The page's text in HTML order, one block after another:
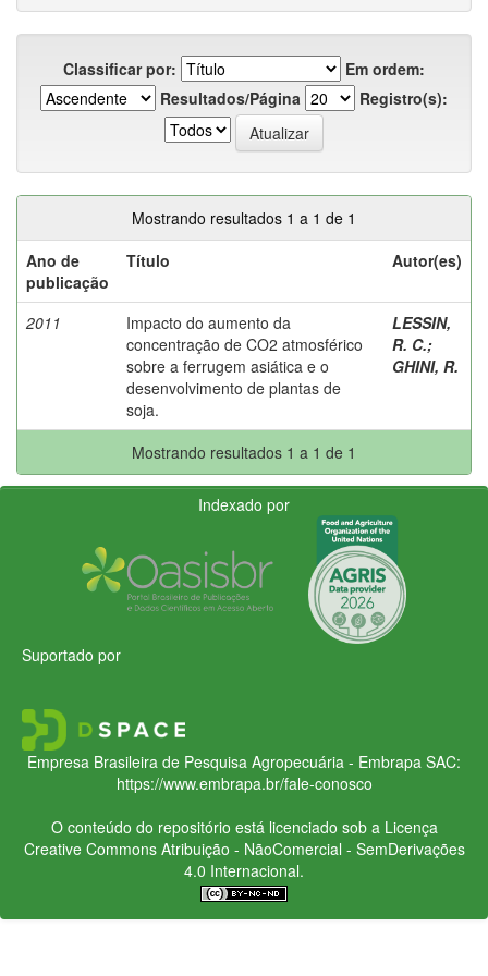
Classificar por:
Em ordem:
Resultados/Página
Registro(s):
Mostrando resultados 1 a 1 de 1
Ano de
publicação
Título Autor(es)
2011
Impacto do aumento da
concentração de CO2 atmosférico
sobre a ferrugem asiática e o
desenvolvimento de plantas de
soja.
LESSIN,
R. C.;
GHINI, R.
Mostrando resultados 1 a 1 de 1
Indexado por
Suportado por
Empresa Brasileira de Pesquisa Agropecuária - Embrapa SAC:
https://www.embrapa.br/fale-conosco
O conteúdo do repositório está licenciado sob a Licença
Creative CommonsAtribuição - NãoComercial - SemDerivações
4.0 Internacional.